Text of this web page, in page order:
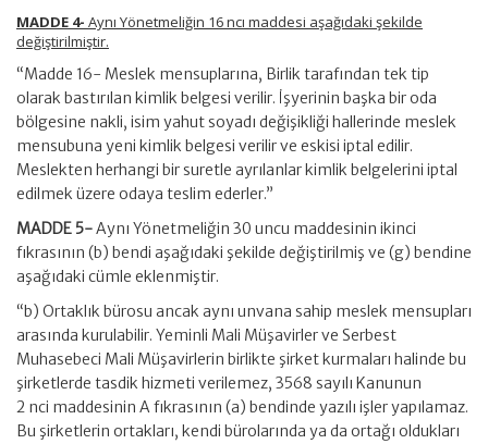
MADDE 4- Aynı Yönetmeliğin 16 ncı maddesi aşağıdaki şekilde
değiştirilmiştir.
“Madde 16- Meslek mensuplarına, Birlik tarafından tek tip
olarak bastırılan kimlik belgesi verilir. İşyerinin başka bir oda
bölgesine nakli, isim yahut soyadı değişikliği hallerinde meslek
mensubuna yeni kimlik belgesi verilir ve eskisi iptal edilir.
Meslekten herhangi bir suretle ayrılanlar kimlik belgelerini iptal
edilmek üzere odaya teslim ederler.”
MADDE 5-Aynı Yönetmeliğin 30 uncu maddesinin ikinci
fıkrasının (b) bendi aşağıdaki şekilde değiştirilmiş ve (g) bendine
aşağıdaki cümle eklenmiştir.
“b) Ortaklık bürosu ancak aynı unvana sahip meslek mensupları
arasında kurulabilir. Yeminli Mali Müşavirler ve Serbest
Muhasebeci Mali Müşavirlerin birlikte şirket kurmaları halinde bu
şirketlerde tasdik hizmeti verilemez, 3568 sayılı Kanunun
2 nci maddesinin A fıkrasının (a) bendinde yazılı işler yapılamaz.
Bu şirketlerin ortakları, kendi bürolarında ya da ortağı oldukları